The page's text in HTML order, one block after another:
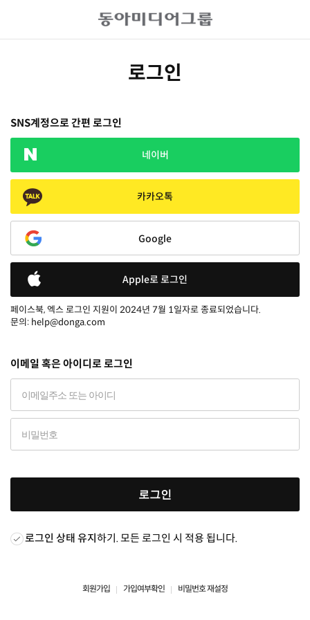
로그인
SNS계정으로 간편 로그인
네이버
카카오톡
Google
Apple로 로그인
페이스북, 엑스 로그인 지원이 2024년 7월 1일자로 종료되었습니다.
문의: help@donga.com
이메일 혹은 아이디로 로그인
로그인
로그인 상태 유지하기. 모든 로그인 시 적용 됩니다.
회원가입 가입여부확인 비밀번호 재설정